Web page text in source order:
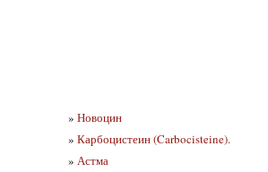
» Новоцин
» Карбоцистеин (Carbocisteine).
» Астма